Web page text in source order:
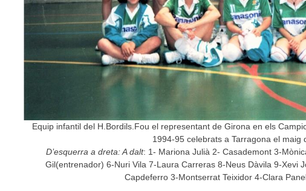
Equip infantil del H.Bordils.Fou el representant de Girona en els
1994-95 celebrats a Tarragona el maig
D’esquerra a dreta: A dalt: 1- Mariona Julià 2- Casademont 3-
Gil(entrenador) 6-Nuri Vila 7-Laura Carreras 8-Neus Dàvila 9-Xevi
Capdeferro 3-Montserrat Teixidor 4-Clara